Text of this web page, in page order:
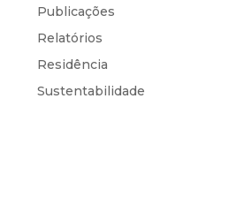
Publicações
Relatórios
Residência
Sustentabilidade